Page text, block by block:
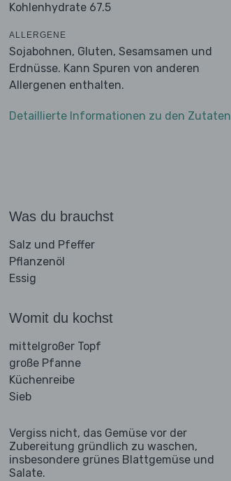
Kohlenhydrate 67.5
ALLERGENE
Sojabohnen, Gluten, Sesamsamen und
Erdnüsse. Kann Spuren von anderen
Allergenen enthalten.
Detaillierte Informationen zu den Zutaten
Was du brauchst
Salz und Pfeffer
Pflanzenöl
Essig
Womit du kochst
mittelgroßer Topf
große Pfanne
Küchenreibe
Sieb
Vergiss nicht, das Gemüse vor der
Zubereitung gründlich zu waschen,
insbesondere grünes Blattgemüse und
Salate.